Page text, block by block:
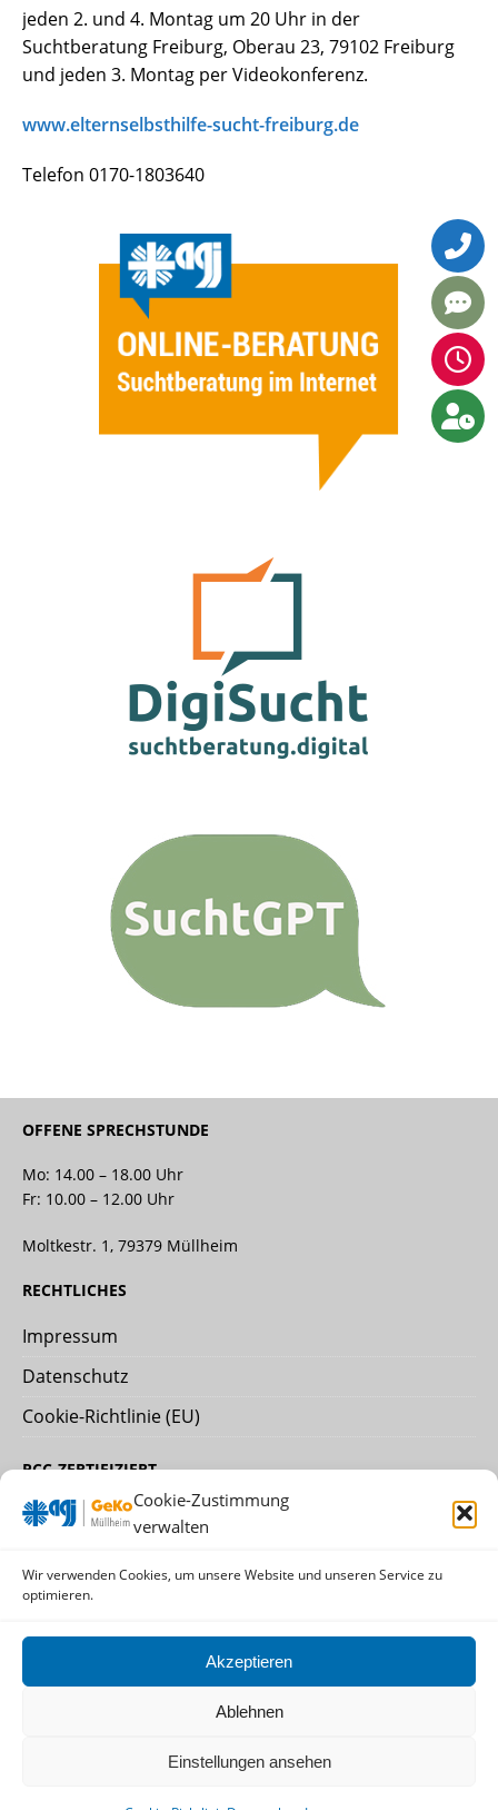
Cookie-Zustimmung
verwalten
Wir verwenden Cookies, um unsere Website und unseren Service zu
optimieren.
Akzeptieren
Ablehnen
Einstellungen ansehen
jeden 2. und 4. Montag um 20 Uhr in der
Suchtberatung Freiburg, Oberau 23, 79102 Freiburg
und jeden 3. Montag per Videokonferenz.
www.elternselbsthilfe-sucht-freiburg.de
Telefon 0170-1803640
OFFENE SPRECHSTUNDE
Mo: 14.00 – 18.00 Uhr
Fr: 10.00 – 12.00 Uhr
Moltkestr. 1, 79379 Müllheim
RECHTLICHES
Impressum
Datenschutz
Cookie-Richtlinie (EU)
PCC-ZERTIFIZIERT
nach DIN EN ISO 9001:2015
AGJ-Fachverband für Prävention und